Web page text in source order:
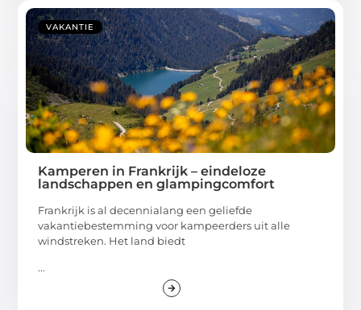
VAKANTIE
Kamperen in Frankrijk – eindeloze
landschappen en glampingcomfort
Frankrijk is al decennialang een geliefde
vakantiebestemming voor kampeerders uit alle
windstreken. Het land biedt
...